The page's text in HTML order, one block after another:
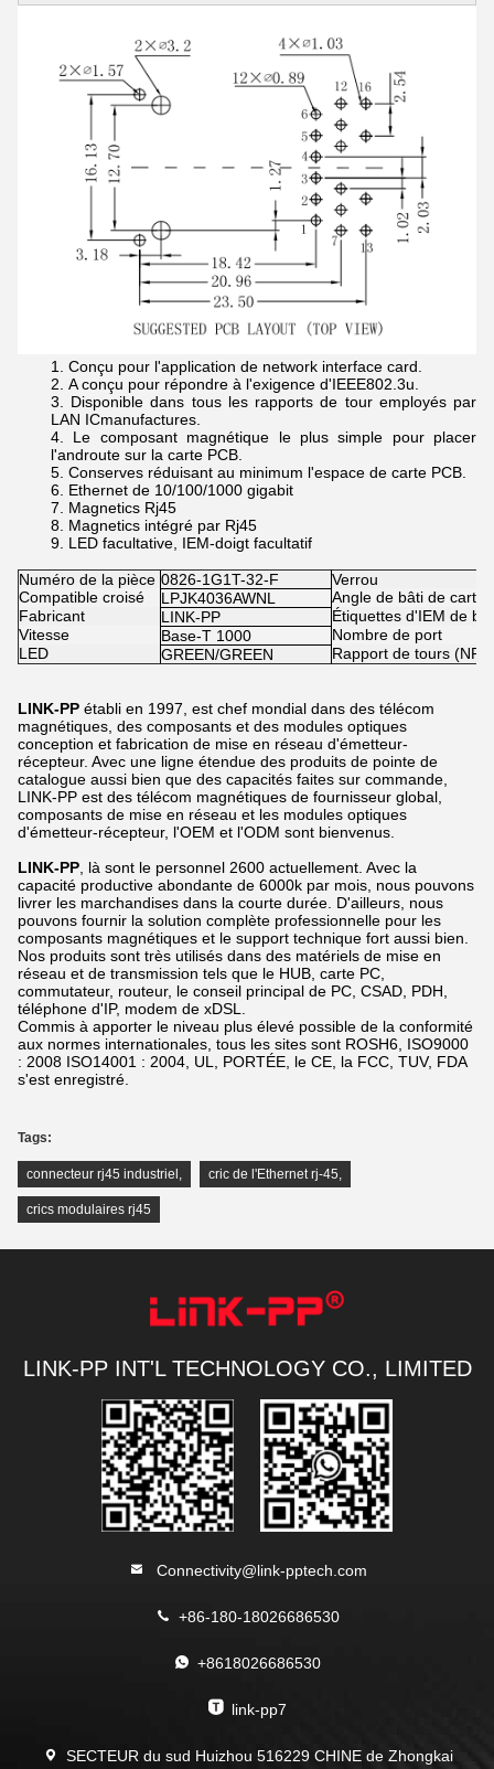
Conçu pour l'application de network interface card.
A conçu pour répondre à l'exigence d'IEEE802.3u.
Disponible dans tous les rapports de tour employés par
LAN ICmanufactures.
Le composant magnétique le plus simple pour placer
l'androute sur la carte PCB.
Conserves réduisant au minimum l'espace de carte PCB.
Ethernet de 10/100/1000 gigabit
Magnetics Rj45
Magnetics intégré par Rj45
LED facultative, IEM-doigt facultatif
Numéro de la pièce 0826-1G1T-32-F
Verrou
Compatible croisé
LPJK4036AWNL
Angle de bâti de carte
Fabricant
LINK-PP
Étiquettes d'IEM de
Vitesse
Base-T 1000
Nombre de port
LED
GREEN/GREEN Rapport de tours (NP :
LINK-PP établi en 1997, est chef mondial dans des télécom
magnétiques, des composants et des modules optiques
conception et fabrication de mise en réseau d'émetteur-
récepteur. Avec une ligne étendue des produits de pointe de
catalogue aussi bien que des capacités faites sur commande,
LINK-PP est des télécom magnétiques de fournisseur global,
composants de mise en réseau et les modules optiques
d'émetteur-récepteur, l'OEM et l'ODM sont bienvenus.
LINK-PP , là sont le personnel 2600 actuellement. Avec la
capacité productive abondante de 6000k par mois, nous pouvons
livrer les marchandises dans la courte durée. D'ailleurs, nous
pouvons fournir la solution complète professionnelle pour les
composants magnétiques et le support technique fort aussi bien.
Nos produits sont très utilisés dans des matériels de mise en
réseau et de transmission tels que le HUB, carte PC,
commutateur, routeur, le conseil principal de PC, CSAD, PDH,
téléphone d'IP, modem de xDSL.
Commis à apporter le niveau plus élevé possible de la conformité
aux normes internationales, tous les sites sont ROSH6, ISO9000
: 2008 ISO14001 : 2004, UL, PORTÉE, le CE, la FCC, TUV, FDA
s'est enregistré.
Tags:
connecteur rj45 industriel cric de l'Ethernet rj-45
crics modulaires rj45
LINK-PP INT'L TECHNOLOGY CO., LIMITED
Connectivity@link-pptech.com
+86-180-18026686530
+8618026686530
link-pp7
SECTEUR du sud Huizhou 516229 CHINE de Zhongkai